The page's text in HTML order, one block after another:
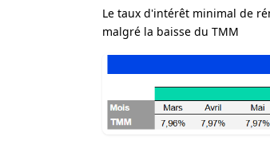
Le taux d'intérêt minimal de
malgré la baisse du TMM